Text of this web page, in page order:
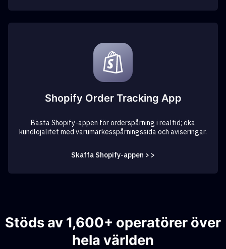
Shopify Order Tracking App
Bästa Shopify-appen för orderspårning i realtid; öka
kundlojalitet med varumärkesspårningssida och aviseringar.
Skaffa Shopify-appen > >
Stöds av 1,600+ operatörer över
hela världen